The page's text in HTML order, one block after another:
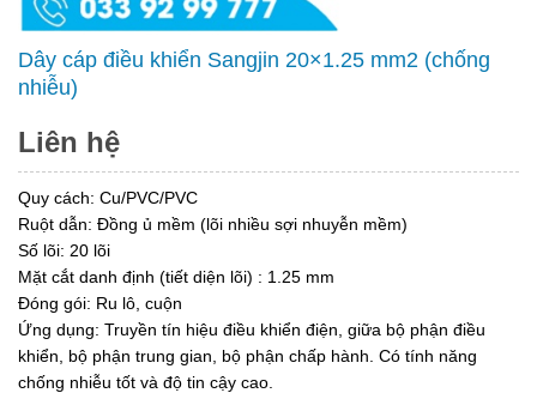
Dây cáp điều khiển Sangjin 20×1.25 mm2 (chống
nhiễu)
Liên hệ
Quy cách: Cu/PVC/PVC
Ruột dẫn: Đồng ủ mềm (lõi nhiều sợi nhuyễn mềm)
Số lõi: 20 lõi
Mặt cắt danh định (tiết diện lõi) : 1.25 mm
Đóng gói: Ru lô, cuộn
Ứng dụng: Truyền tín hiệu điều khiển điện, giữa bộ phận điều
khiển, bộ phận trung gian, bộ phận chấp hành. Có tính năng
chống nhiễu tốt và độ tin cậy cao.